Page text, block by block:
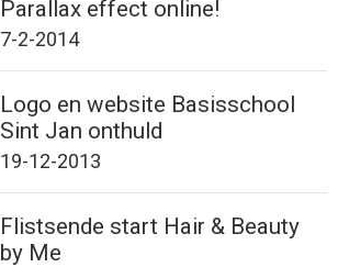
Parallax effect online!
7-2-2014
Logo en website Basisschool
Sint Jan onthuld
19-12-2013
Flistsende start Hair & Beauty
by Me